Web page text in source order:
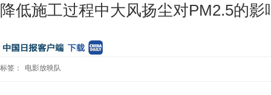
降低施工过程中大风扬尘对PM2.5的影
标签： 电影放映队